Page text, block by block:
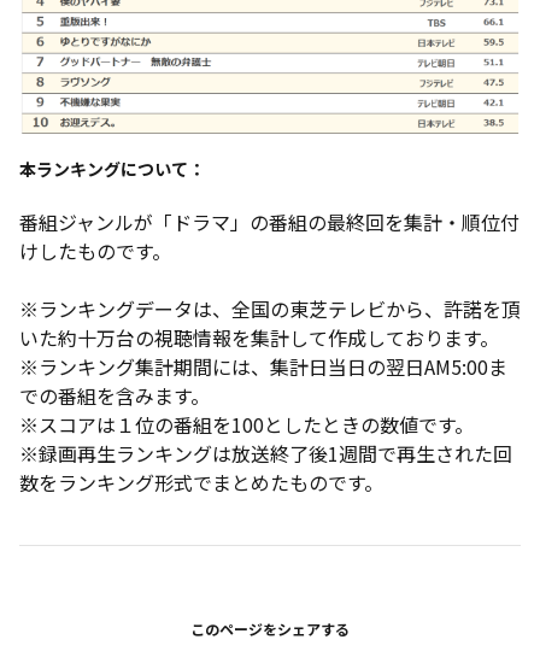
本ランキングについて：
番組ジャンルが「ドラマ」の番組の最終回を集計・順位付
けしたものです。
※ランキングデータは、全国の東芝テレビから、許諾を頂
いた約十万台の視聴情報を集計して作成しております。
※ランキング集計期間には、集計日当日の翌日AM5:00ま
での番組を含みます。
※スコアは１位の番組を100としたときの数値です。
※録画再生ランキングは放送終了後1週間で再生された回
数をランキング形式でまとめたものです。
このページをシェアする